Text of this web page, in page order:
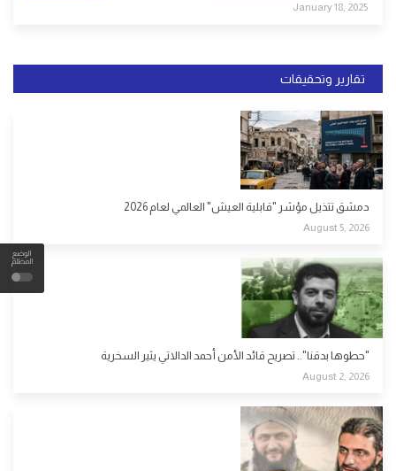
الوضع
المظلم
January 18, 2025
تقارير وتحقيقات
دمشق تتذيل مؤشر "قابلية العيش" العالمي لعام 2026
August 5, 2026
"حطوها بدقنا".. تصريح قائد الأمن أحمد الدالاتي يثير السخرية
August 2, 2026